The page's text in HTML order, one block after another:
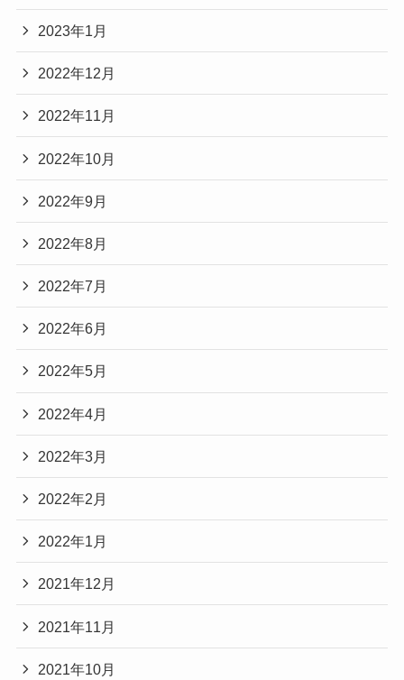
2023年1月
2022年12月
2022年11月
2022年10月
2022年9月
2022年8月
2022年7月
2022年6月
2022年5月
2022年4月
2022年3月
2022年2月
2022年1月
2021年12月
2021年11月
2021年10月